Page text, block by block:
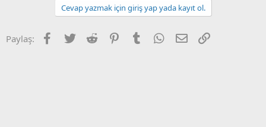
Cevap yazmak için giriş yap yada kayıt ol.
Paylaş: Facebook
Twitter Reddit PinterestTumblr WhatsApp
E-posta